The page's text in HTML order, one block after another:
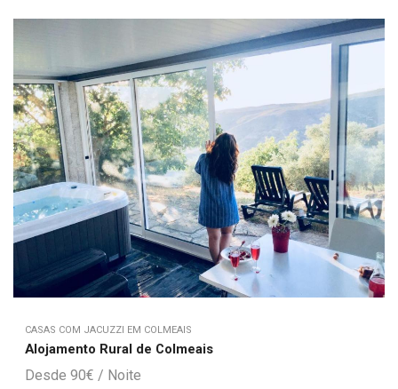
CASAS COM JACUZZI EM COLMEAIS
Alojamento Rural de Colmeais
90€